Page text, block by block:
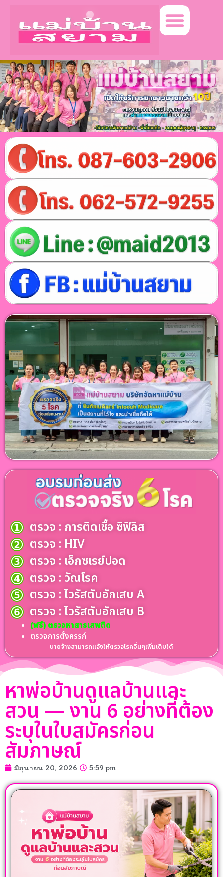
ตรวจ : การติดเชื้อ ซิฟิลิส
ตรวจ : HIV
ตรวจ : เอ็กซเรย์ปอด
ตรวจ : วัณโรค
ตรวจ : ไวรัสตับอักเสบ A
ตรวจ : ไวรัสตับอักเสบ B
(ฟรี) ตรวจหาสารเสพติด
ตรวจการตั้งครรภ์
นายจ้างสามารถแจ้งให้ตรวจโรคอื่นๆเพิ่มเติมได้
หาพ่อบ้านดูแลบ้านและ
สวน — งาน 6 อย่างที่ต้อง
ระบุในใบสมัครก่อน
สัมภาษณ์
มิถุนายน 20, 2026 5:59 pm